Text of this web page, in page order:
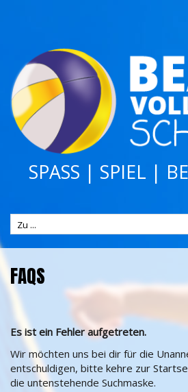
SPASS | SPIEL |
FAQS
Es ist ein Fehler aufgetreten.
Wir möchten uns bei dir für die
entschuldigen, bitte kehre zur
die untenstehende Suchmaske.